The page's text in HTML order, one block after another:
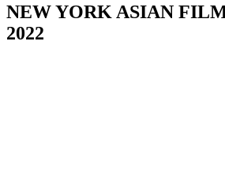
NEW YORK ASIAN
2022